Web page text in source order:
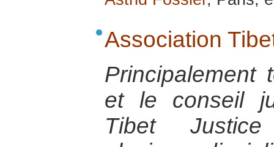
Association
Principalement
et le conseil
Tibet